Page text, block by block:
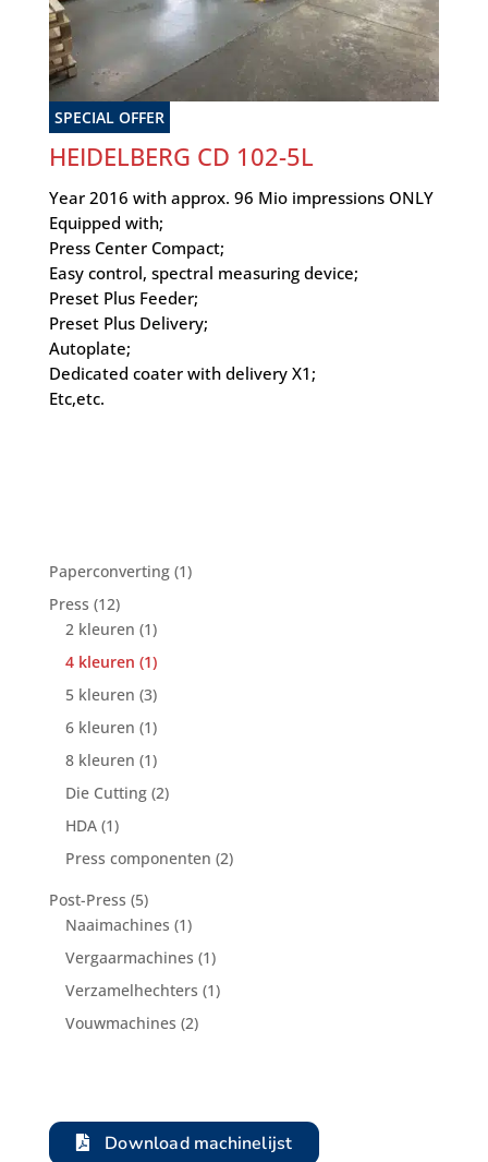
SPECIAL OFFER
HEIDELBERG CD 102-5L
Year 2016 with approx. 96 Mio impressions ONLY
Equipped with;
Press Center Compact;
Easy control, spectral measuring device;
Preset Plus Feeder;
Preset Plus Delivery;
Autoplate;
Dedicated coater with delivery X1;
Etc,etc.
Paperconverting 11
Press 1212
producten
2 kleuren 11
product
4 kleuren 11
product
5 kleuren 33
producten
6 kleuren 11
product
8 kleuren 11
product
Die Cutting 22
HDA 11
Press componenten 22
Post-Press 55
producten
Naaimachines 11
product
Vergaarmachines 11
product
Verzamelhechters 11
Vouwmachines 22
Download machinelijst